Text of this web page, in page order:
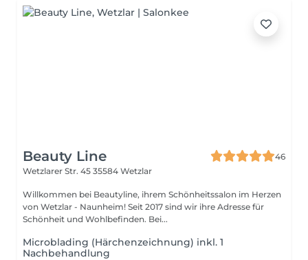
Beauty Line
46
Wetzlarer Str. 45 35584 Wetzlar
Willkommen bei Beautyline, ihrem Schönheitssalon im Herzen
von Wetzlar - Naunheim! Seit 2017 sind wir ihre Adresse für
Schönheit und Wohlbefinden. Bei...
Microblading (Härchenzeichnung) inkl. 1
Nachbehandlung